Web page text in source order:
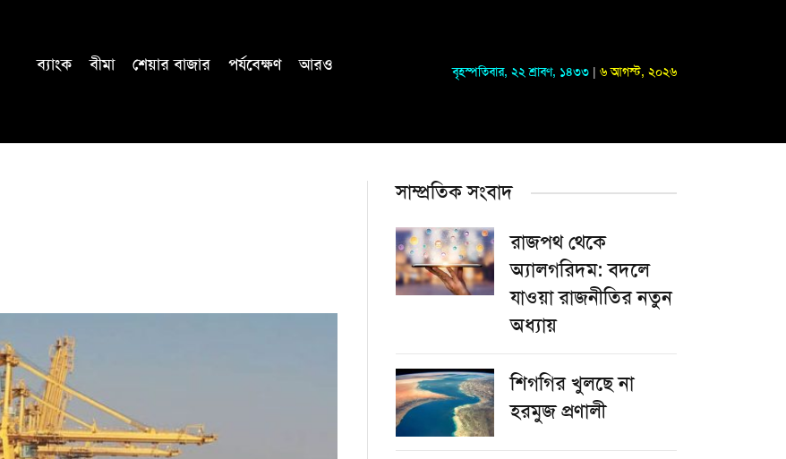
ব্যাংক বীমা শেয়ার বাজার পর্যবেক্ষণ আরও বৃহস্পতিবার, ২২ শ্রাবণ, ১৪৩৩ | ৬ আগস্ট, ২০২৬
সাম্প্রতিক সংবাদ
রাজপথ থেকে
অ্যালগরিদম: বদলে
যাওয়া রাজনীতির নতুন
অধ্যায়
শিগগির খুলছে না
হরমুজ প্রণালী